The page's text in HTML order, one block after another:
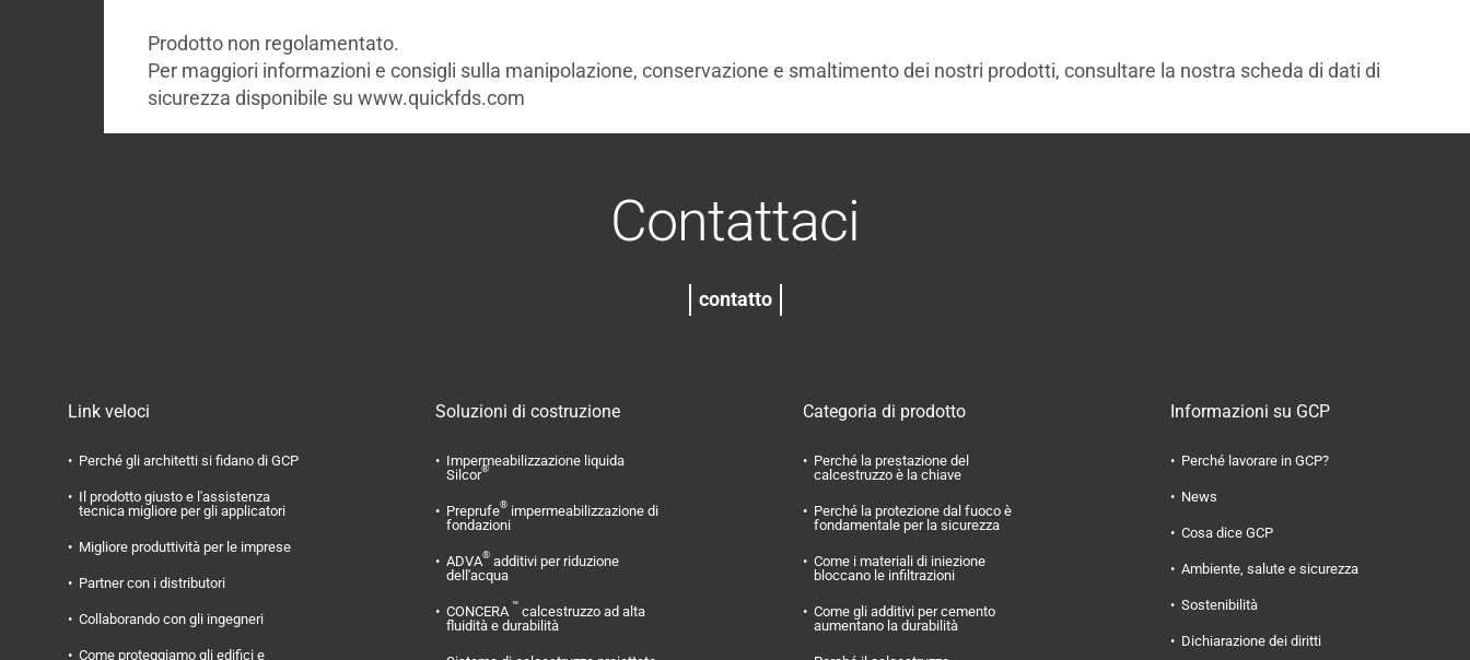
Prodotto non regolamentato.
Per maggiori informazioni e consigli sulla manipolazione, conservazione e smaltimento dei nostri prodotti, consultare la nostra scheda di dati di
sicurezza disponibile su www.quickfds.com
Contattaci
contatto
Link veloci
Perché gli architetti si fidano di GCP
Il prodotto giusto e l'assistenza
tecnica migliore per gli applicatori
Migliore produttività per le imprese
Partner con i distributori
Collaborando con gli ingegneri
Come proteggiamo gli edifici e
Soluzioni di costruzione
Impermeabilizzazione liquida
Silcor®
Preprufe® impermeabilizzazione di
fondazioni
ADVA® additivi per riduzione
dell'acqua
CONCERA™ calcestruzzo ad alta
fluidità e durabilità
Categoria di prodotto
Perché la prestazione del
calcestruzzo è la chiave
Perché la protezione dal fuoco è
fondamentale per la sicurezza
Come i materiali di iniezione
bloccano le infiltrazioni
Come gli additivi per cemento
aumentano la durabilità
Informazioni su GCP
Perché lavorare in GCP?
News
Cosa dice GCP
Ambiente, salute e sicurezza
Sostenibilità
Dichiarazione dei diritti